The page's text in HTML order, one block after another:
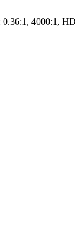
4000:1,